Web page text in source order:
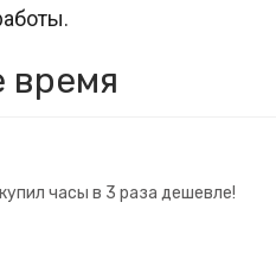
время
купил часы в 3 раза дешевле!